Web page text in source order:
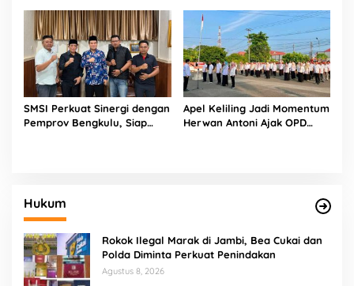
Pokja Newsroom Kolaboratif
Sinergi untuk Masyarakat
SMSI Perkuat Sinergi dengan
Pemprov Bengkulu, Siap
Apel Keliling Jadi Momentum
Herwan Antoni Ajak OPD
Hukum
Rokok Ilegal Marak di Jambi, Bea Cukai dan
Polda Diminta Perkuat Penindakan
Agustus 8, 2026